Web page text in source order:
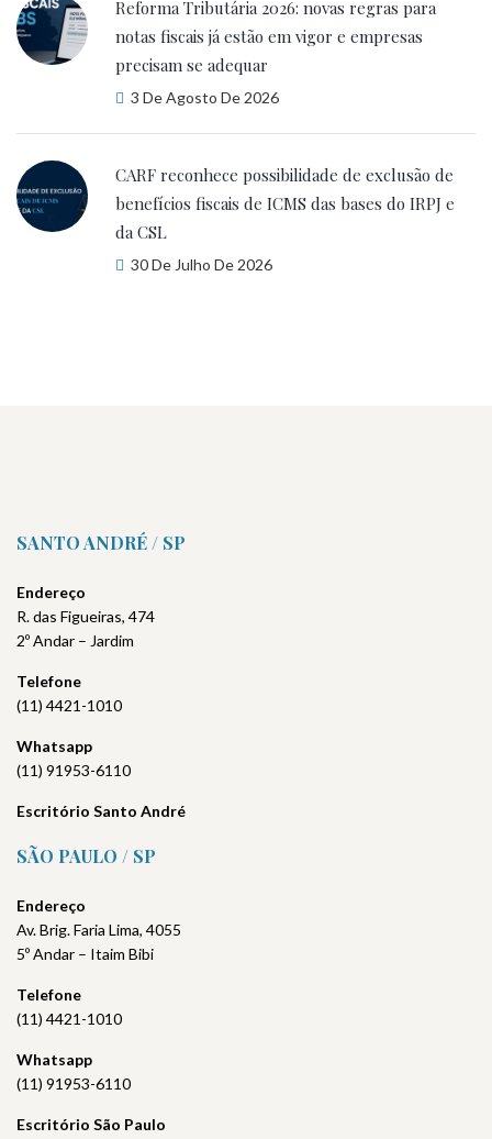
Reforma Tributária 2026: novas regras para
notas fiscais já estão em vigor e empresas
precisam se adequar
3 De Agosto De 2026
CARF reconhece possibilidade de exclusão de
benefícios fiscais de ICMS das bases do IRPJ e
da CSL
30 De Julho De 2026
SANTO ANDRÉ / SP
Endereço
R. das Figueiras, 474
2º Andar – Jardim
Telefone
(11) 4421-1010
Whatsapp
(11) 91953-6110
Escritório Santo André
SÃO PAULO / SP
Endereço
Av. Brig. Faria Lima, 4055
5º Andar – Itaim Bibi
Telefone
(11) 4421-1010
Whatsapp
(11) 91953-6110
Escritório São Paulo